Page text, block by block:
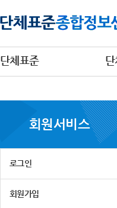
단체표준
회원서비스
로그인
회원가입